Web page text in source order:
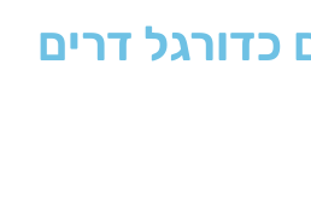
כדורגל דרים